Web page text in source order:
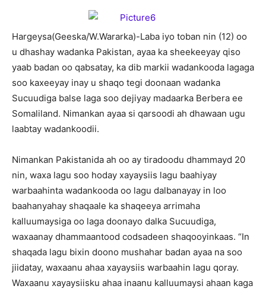
Hargeysa(Geeska/W.Wararka)-Laba iyo toban nin (12) oo
u dhashay wadanka Pakistan, ayaa ka sheekeeyay qiso
yaab badan oo qabsatay, ka dib markii wadankooda lagaga
soo kaxeeyay inay u shaqo tegi doonaan wadanka
Sucuudiga balse laga soo dejiyay madaarka Berbera ee
Somaliland. Nimankan ayaa si qarsoodi ah dhawaan ugu
laabtay wadankoodii.
Nimankan Pakistanida ah oo ay tiradoodu dhammayd 20
nin, waxa lagu soo hoday xayaysiis lagu baahiyay
warbaahinta wadankooda oo lagu dalbanayay in loo
baahanyahay shaqaale ka shaqeeya arrimaha
kalluumaysiga oo laga doonayo dalka Sucuudiga,
waxaanay dhammaantood codsadeen shaqooyinkaas. “In
shaqada lagu bixin doono mushahar badan ayaa na soo
jiidatay, waxaanu ahaa xayaysiis warbaahin lagu qoray.
Waxaanu xayaysiisku ahaa inaanu kalluumaysi ahaan kaga